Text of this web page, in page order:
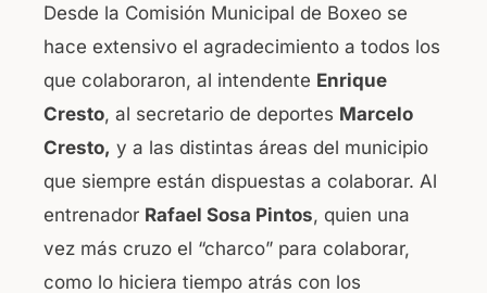
Desde la Comisión Municipal de Boxeo se
hace extensivo el agradecimiento a todos los
que colaboraron, al intendente Enrique
Cresto, al secretario de deportes Marcelo
Cresto, y a las distintas áreas del municipio
que siempre están dispuestas a colaborar. Al
entrenador Rafael Sosa Pintos, quien una
vez más cruzo el “charco” para colaborar,
como lo hiciera tiempo atrás con los